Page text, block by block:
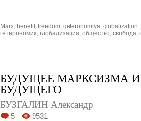
Marx benefit freedom geteronomiya globalization.
гетерономия глобализация общество свобода
БУДУЩЕЕ МАРКСИЗМА
БУДУЩЕГО
БУЗГАЛИН Александр
5 9531